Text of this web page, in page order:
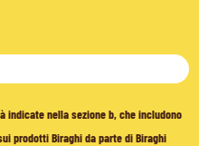
nella sezione b, che includono
prodotti Biraghi da parte di Biraghi